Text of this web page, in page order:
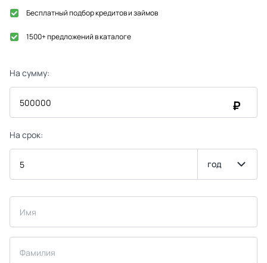
Бесплатный подбор кредитов и займов
1500+ предложений в каталоге
На сумму:
₽
На срок:
год